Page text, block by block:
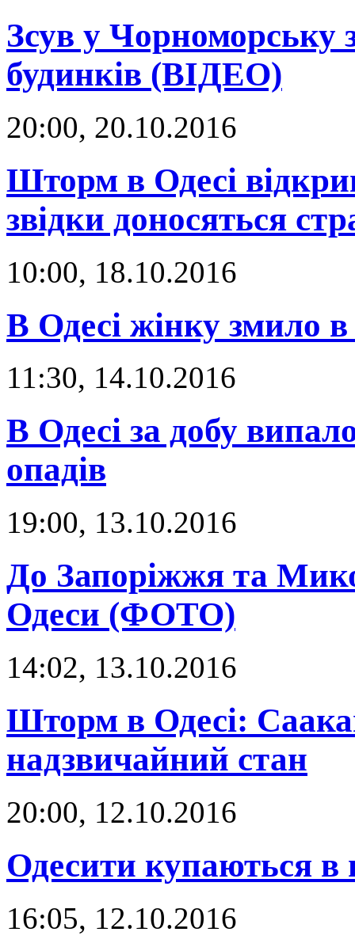
Зсув у Чорноморську
будинків (ВІДЕО)
20:00, 20.10.2016
Шторм в Одесі
звідки доносяться
10:00, 18.10.2016
В Одесі жінку змило в
11:30, 14.10.2016
В Одесі за добу
опадів
19:00, 13.10.2016
До Запоріжжя та
Одеси (ФОТО)
14:02, 13.10.2016
Шторм в Одесі:
надзвичайний стан
20:00, 12.10.2016
Одесити купаються
16:05, 12.10.2016